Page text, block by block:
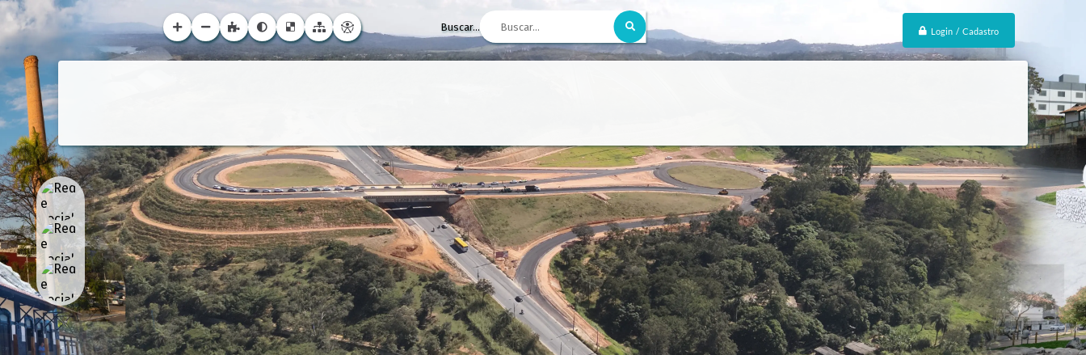
Login / Cadastro
Buscar...